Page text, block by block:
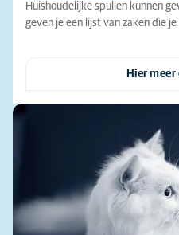
Huishoudelijke spullen kunnen
geven je een lijst van zaken die
Hier